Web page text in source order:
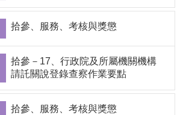
拾參、服務、考核與獎懲
拾參－17、行政院及所屬機關機構
請託關說登錄查察作業要點
拾參、服務、考核與獎懲